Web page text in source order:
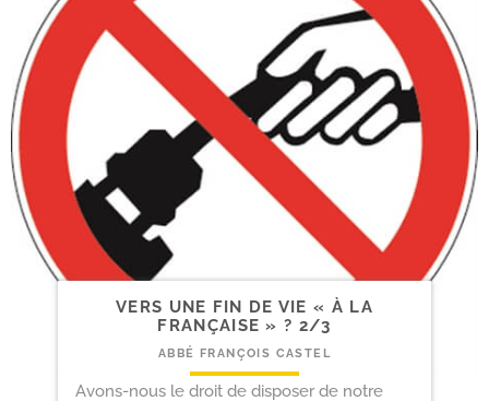
VERS UNE FIN DE VIE « À LA
FRANÇAISE » ? 2/​3
ABBÉ FRANÇOIS CASTEL
Avons-nous le droit de disposer de notre